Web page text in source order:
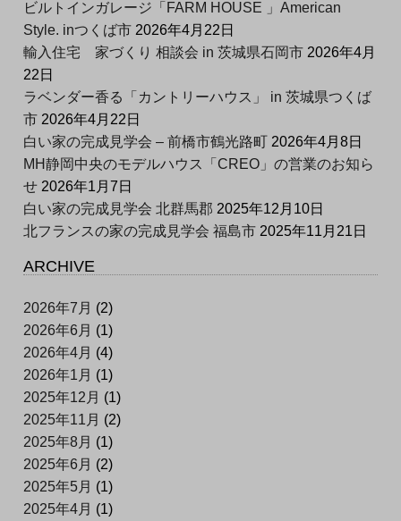
ビルトインガレージ「FARM HOUSE 」American
Style. inつくば市 2026年4月22日
輸入住宅 家づくり 相談会 in 茨城県石岡市 2026年4月
22日
ラベンダー香る「カントリーハウス」 in 茨城県つくば
市 2026年4月22日
白い家の完成見学会 – 前橋市鶴光路町 2026年4月8日
MH静岡中央のモデルハウス「CREO」の営業のお知ら
せ 2026年1月7日
白い家の完成見学会 北群馬郡 2025年12月10日
北フランスの家の完成見学会 福島市 2025年11月21日
ARCHIVE
2026年7月 (2)
2026年6月 (1)
2026年4月 (4)
2026年1月 (1)
2025年12月 (1)
2025年11月 (2)
2025年8月 (1)
2025年6月 (2)
2025年5月 (1)
2025年4月 (1)